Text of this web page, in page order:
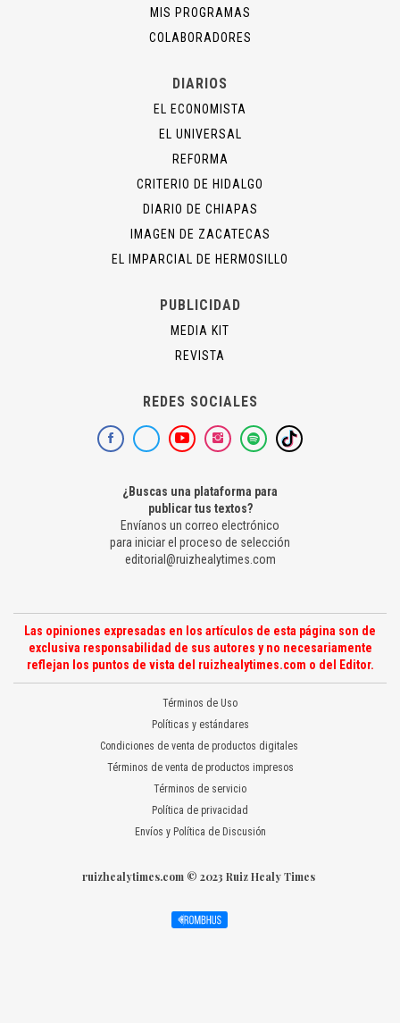
MIS PROGRAMAS
COLABORADORES
DIARIOS
EL ECONOMISTA
EL UNIVERSAL
REFORMA
CRITERIO DE HIDALGO
DIARIO DE CHIAPAS
IMAGEN DE ZACATECAS
EL IMPARCIAL DE HERMOSILLO
PUBLICIDAD
MEDIA KIT
REVISTA
REDES SOCIALES
¿Buscas una plataforma para
publicar tus textos?
Envíanos un correo electrónico
para iniciar el proceso de selección
editorial@ruizhealytimes.com
Las opiniones expresadas en los artículos de esta página son de
exclusiva responsabilidad de sus autores y no necesariamente
reflejan los puntos de vista del ruizhealytimes.com o del Editor.
Términos de Uso
Políticas y estándares
Condiciones de venta de productos digitales
Términos de venta de productos impresos
Términos de servicio
Política de privacidad
Envíos y Política de Discusión
ruizhealytimes.com © 2023 Ruiz Healy Times